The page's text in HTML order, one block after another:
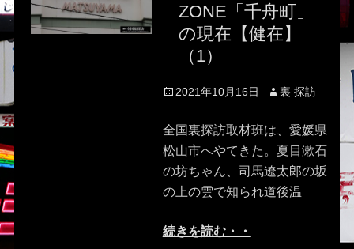
ZONE「千舟町」
の現在【健在】
（1）
Posted
2021年10月16日 Author
裏 探訪
全国裏探訪取材班は、愛媛県
松山市へやてきた。夏目漱石
の坊ちゃん、司馬遼太郎の坂
の上の雲で知られ道後温
続きを読む・・